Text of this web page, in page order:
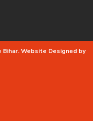
Bihar.Website Designed by